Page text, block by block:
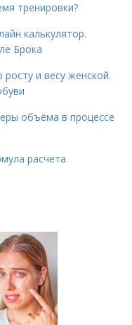
тренировки?
калькулятор.
Брока
и весу женской.
объёма в процессе
расчета